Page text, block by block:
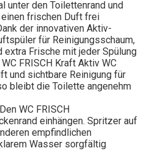
unter den Toilettenrand und
frischen Duft frei
der innovativen Aktiv-
für Reinigungsschaum,
extra Frische mit jeder Spülung
FRISCH Kraft Aktiv WC
und sichtbare Reinigung für
bleibt die Toilette angenehm
WC FRISCH
einhängen. Spritzer auf
empfindlichen
Wasser sorgfältig